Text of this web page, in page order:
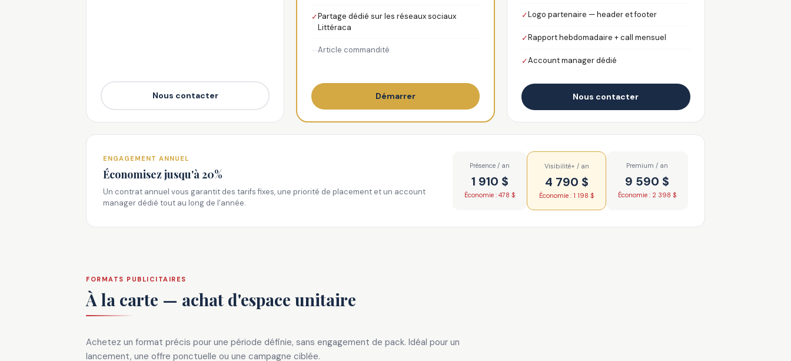
Nous contacter
✓Partage dédié sur les réseaux sociaux
Littéraca
—Article commandité
Démarrer
✓Logo partenaire — header et footer
✓Rapport hebdomadaire + call mensuel
✓Account manager dédié
Nous contacter
ENGAGEMENT ANNUEL
Économisez jusqu'à 20%
Un contrat annuel vous garantit des tarifs fixes, une priorité de placement et un account
manager dédié tout au long de l'année.
Présence / an
1 910 $
Économie : 478 $
Visibilité+ / an
4 790 $
Économie : 1 198 $
Premium / an
9 590 $
Économie : 2 398 $
FORMATS PUBLICITAIRES
À la carte — achat d'espace unitaire
Achetez un format précis pour une période définie, sans engagement de pack. Idéal pour un
lancement, une offre ponctuelle ou une campagne ciblée.